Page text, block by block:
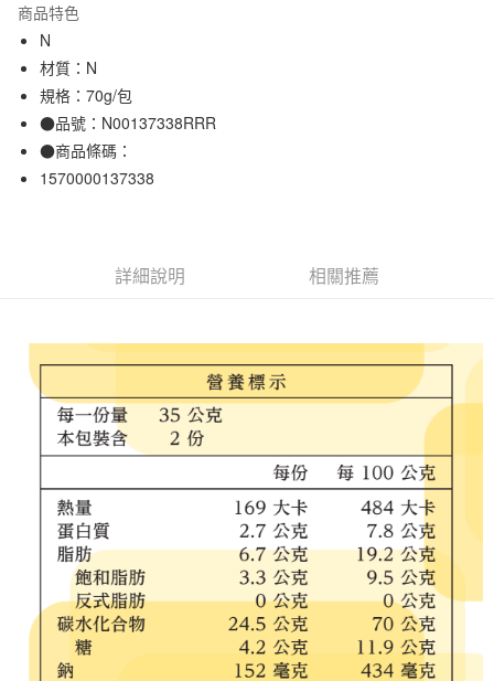
信用卡分期付款
3 期 0 利率 每期
合作金庫商業銀行
華南商業銀行
上海商業儲蓄銀行
臺灣中小企業銀行
玉山商業銀行
星展（台灣）商業銀行
超商取貨付款
LINE Pay
Apple Pay
每筆NT$65，滿NT$1,000(含以上)免運費
付款後全家取貨
每筆NT$65，滿NT$1,000(含以上)免運費
7-11取貨付款
每筆NT$65，滿NT$1,000(含以上)免運費
付款後7-11取貨
每筆NT$65，滿NT$1,000(含以上)免運費
宅配
每筆NT$150，滿NT$2,000(含以上)免運費
商品特色
N
材質：N
規格：70g/包
●品號：N00137338RRR
●商品條碼：
1570000137338
詳細說明 相關推薦